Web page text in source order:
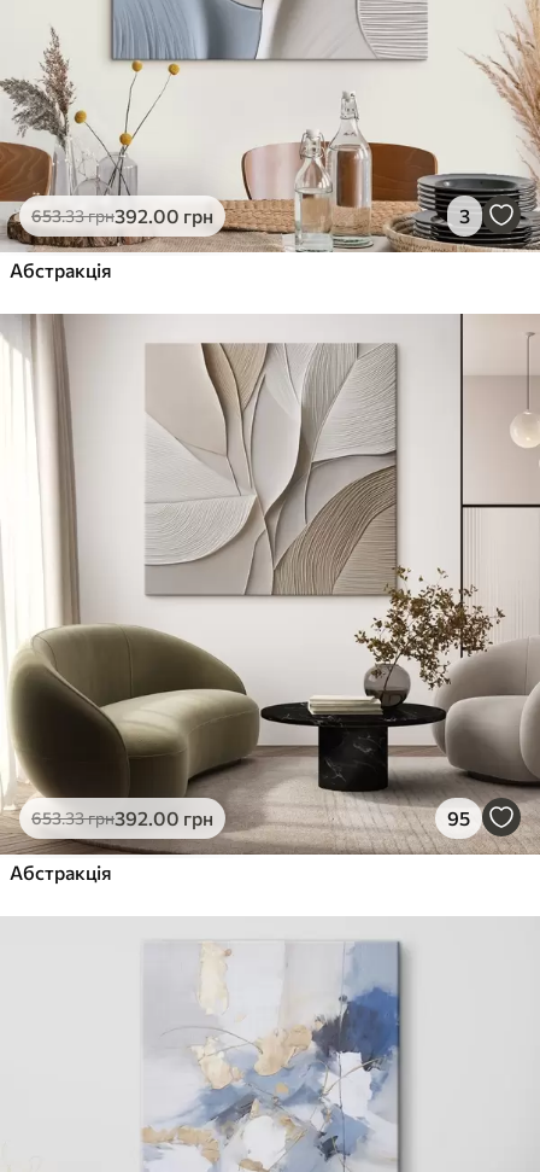
653.33грн392.00 грн 3
Абстракція
653.33грн392.00 грн 95
Абстракція